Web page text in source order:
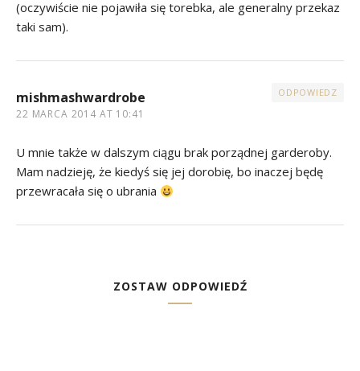
(oczywiście nie pojawiła się torebka, ale generalny przekaz
taki sam).
mishmashwardrobe
22 MARCA 2014 AT 10:41
ODPOWIEDZ
U mnie także w dalszym ciągu brak porządnej garderoby.
Mam nadzieję, że kiedyś się jej dorobię, bo inaczej będę
przewracała się o ubrania
ZOSTAW ODPOWIEDŹ